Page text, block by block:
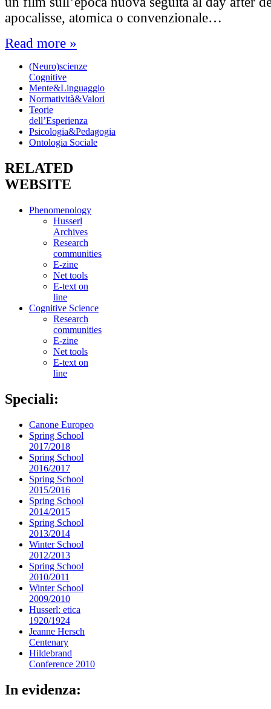
apocalisse, atomica o convenzionale…
Read more »
(Neuro)scienze
Cognitive
Mente&Linguaggio
Normatività&Valori
Teorie
dell’Esperienza
Psicologia&Pedagogia
Ontologia Sociale
RELATED
WEBSITE
Phenomenology
Husserl
Archives
Research
communities
E-zine
Net tools
E-text on
line
Cognitive Science
Research
communities
E-zine
Net tools
E-text on
line
Speciali:
Canone Europeo
Spring School
2017/2018
Spring School
2016/2017
Spring School
2015/2016
Spring School
2014/2015
Spring School
2013/2014
Winter School
2012/2013
Spring School
2010/2011
Winter School
2009/2010
Husserl: etica
1920/1924
Jeanne Hersch
Centenary
Hildebrand
Conference 2010
In evidenza: